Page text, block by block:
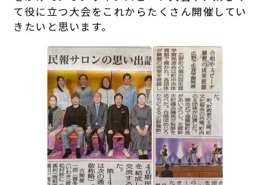
て役に立つ大会をこれからたくさん開催してい
きたいと思います。